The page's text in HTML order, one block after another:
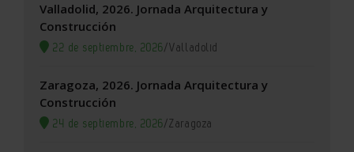
Valladolid, 2026. Jornada Arquitectura y
Construcción
22 de septiembre, 2026/Valladolid
Zaragoza, 2026. Jornada Arquitectura y
Construcción
24 de septiembre, 2026/Zaragoza